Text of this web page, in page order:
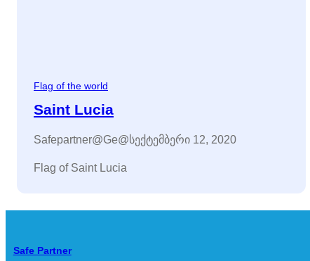
Flag of the world
Saint Lucia
Safepartner@ge@სექტემბერი 12, 2020
Flag of Saint Lucia
Safe Partner